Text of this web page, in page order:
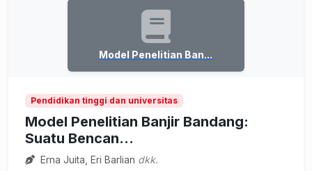
Model Penelitian Ban...
Pendidikan tinggi dan universitas
Model Penelitian Banjir Bandang:
Suatu Bencan...
Erna Juita, Eri Barlian dkk.